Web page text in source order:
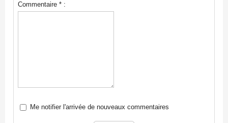
Commentaire * :
Me notifier l'arrivée de nouveaux commentaires